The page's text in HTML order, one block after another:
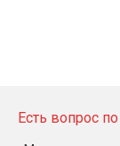
Есть вопрос